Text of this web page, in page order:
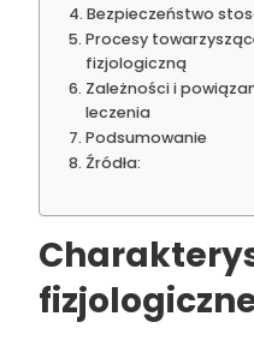
Bezpieczeństwo
Procesy
fizjologiczną
Zależności i
leczenia
Podsumowanie
Źródła: